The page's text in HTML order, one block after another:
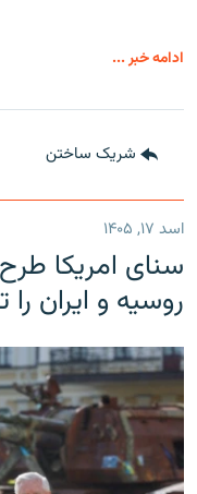
ادامه خبر ...
شریک ساختن
اسد ۱۷, ۱۴۰۵
سنای امریکا
روسیه و ایران